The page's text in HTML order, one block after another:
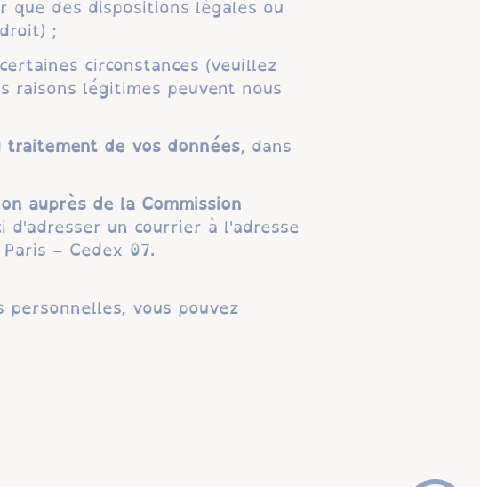
des dispositions légales ou
;
circonstances (veuillez
raisons légitimes peuvent nous
de vos données, dans
auprès de la Commission
d'adresser un courrier à l'adresse
– Cedex 07.
vous pouvez